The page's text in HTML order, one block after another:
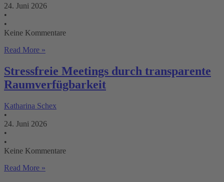
24. Juni 2026
•
•
Keine Kommentare
Read More »
Stressfreie Meetings durch transparente
Raumverfügbarkeit
Katharina Schex
•
24. Juni 2026
•
•
Keine Kommentare
Read More »